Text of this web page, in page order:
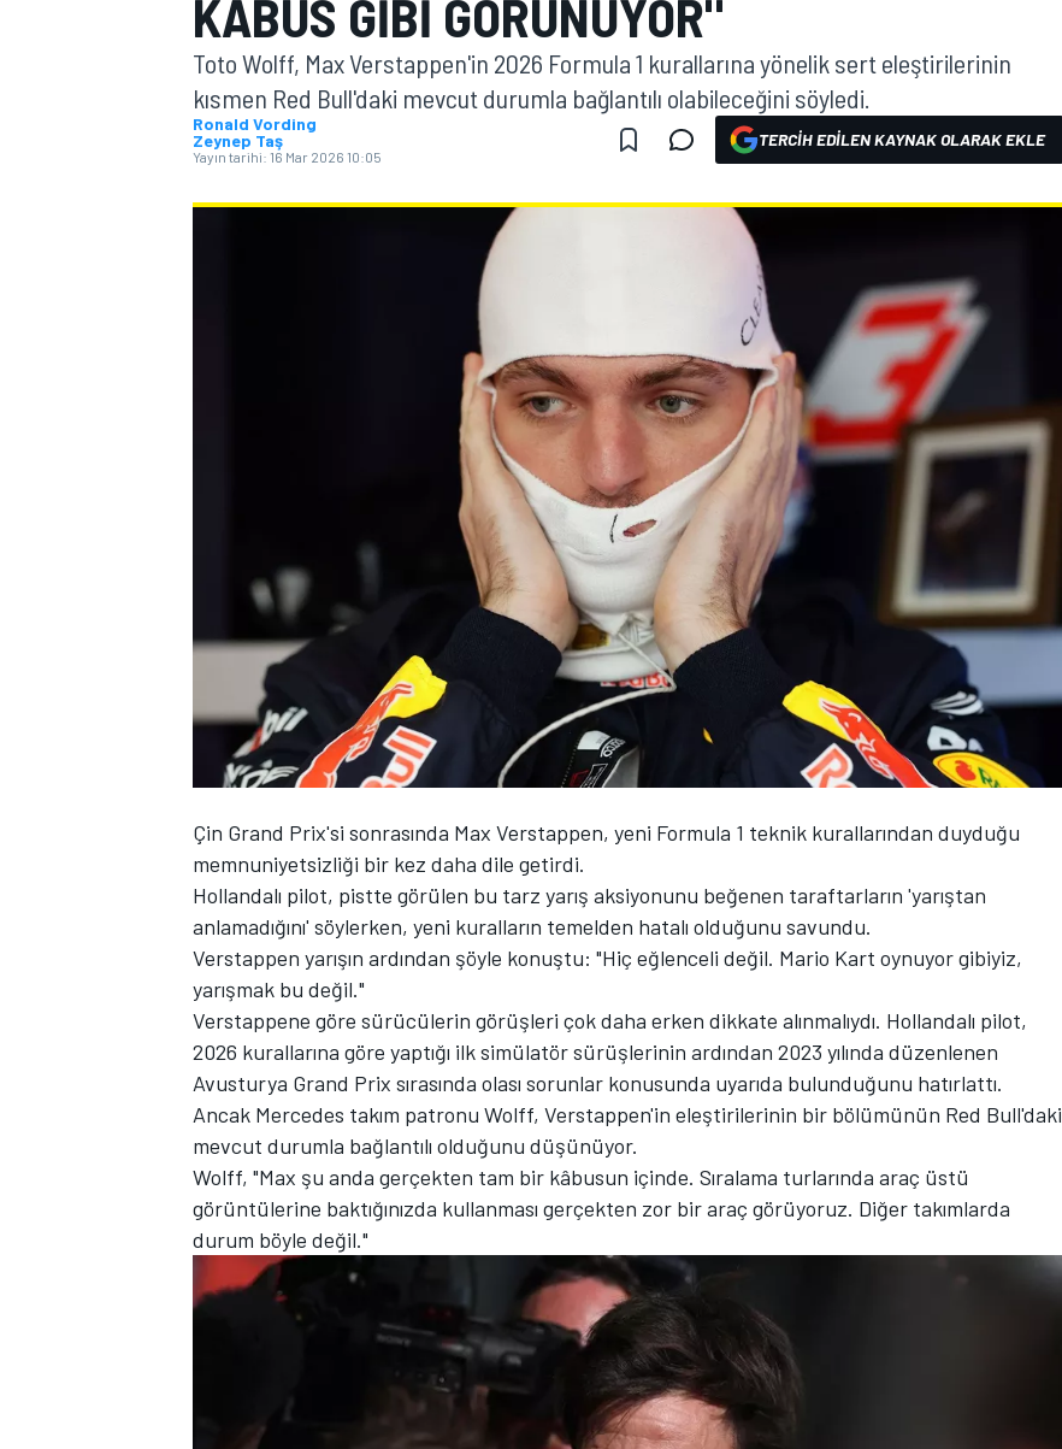
MOTOGP
TÜRK SPORCULAR
KABUS GIBI GÖRÜNÜYOR"
Toto Wolff, Max Verstappen'in 2026 Formula 1 kurallarına yönelik sert eleştirilerinin
kısmen Red Bull'daki mevcut durumla bağlantılı olabileceğini söyledi.
Ronald Vording
Zeynep Taş
Yayın tarihi: 16 Mar 2026 10:05
TERCIH EDILEN KAYNAK OLARAK EKLE
Çin Grand Prix'si sonrasında Max Verstappen, yeni Formula 1 teknik kurallarından duyduğu
memnuniyetsizliği bir kez daha dile getirdi.
Hollandalı pilot, pistte görülen bu tarz yarış aksiyonunu beğenen taraftarların 'yarıştan
anlamadığını' söylerken, yeni kuralların temelden hatalı olduğunu savundu.
Verstappen yarışın ardından şöyle konuştu: "Hiç eğlenceli değil. Mario Kart oynuyor gibiyiz,
yarışmak bu değil."
Verstappene göre sürücülerin görüşleri çok daha erken dikkate alınmalıydı. Hollandalı pilot,
2026 kurallarına göre yaptığı ilk simülatör sürüşlerinin ardından 2023 yılında düzenlenen
Avusturya Grand Prix sırasında olası sorunlar konusunda uyarıda bulunduğunu hatırlattı.
Ancak Mercedes takım patronu Wolff, Verstappen'in eleştirilerinin bir bölümünün Red Bull'daki
mevcut durumla bağlantılı olduğunu düşünüyor.
Wolff, "Max şu anda gerçekten tam bir kâbusun içinde. Sıralama turlarında araç üstü
görüntülerine baktığınızda kullanması gerçekten zor bir araç görüyoruz. Diğer takımlarda
durum böyle değil."